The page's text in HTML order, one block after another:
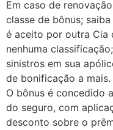
Em caso de
classe de bônus;
é aceito por outra Cia
nenhuma
sinistros em sua
de bonificação a mais.
O bônus é concedido
do seguro, com
desconto sobre o